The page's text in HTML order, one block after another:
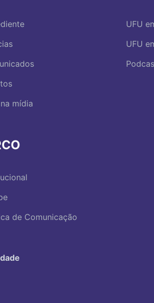
mídia
de Comunicação
UFU
UFU